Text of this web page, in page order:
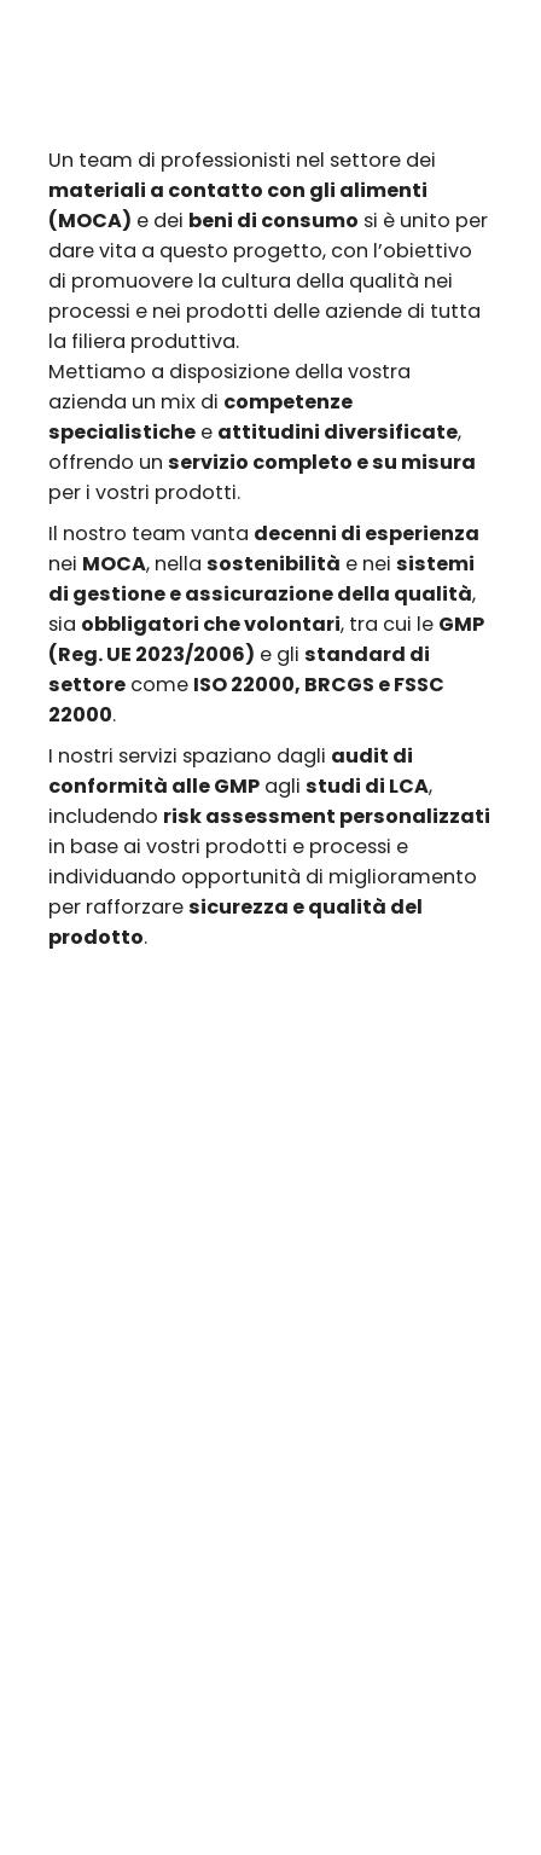
Un team di professionisti nel settore dei
materiali a contatto con gli alimenti
(MOCA) e dei beni di consumo si è unito per
dare vita a questo progetto, con l’obiettivo
di promuovere la cultura della qualità nei
processi e nei prodotti delle aziende di tutta
la filiera produttiva.
Mettiamo a disposizione della vostra
azienda un mix di competenze
specialistiche e attitudini diversificate,
offrendo unservizio completo e su misura
per i vostri prodotti.
Il nostro team vanta decenni di esperienza
nei MOCA, nellasostenibilità e neisistemi
di gestione e assicurazione della qualità,
sia obbligatori che volontari, tra cui le GMP
(Reg. UE 2023/2006) e glistandard di
settore come ISO 22000, BRCGS e FSSC
22000.
I nostri servizi spaziano dagli audit di
conformità alle GMP aglistudi di LCA,
includendo risk assessment personalizzati
in base ai vostri prodotti e processi e
individuando opportunità di miglioramento
per rafforzaresicurezza e qualità del
prodotto.